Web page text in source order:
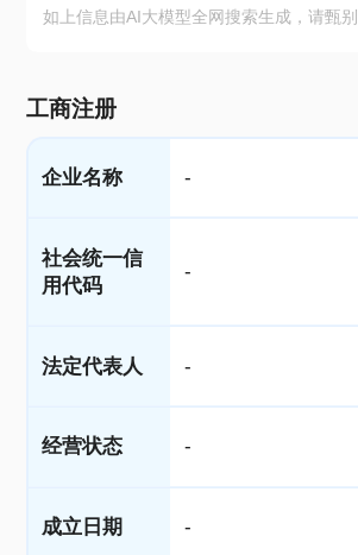
如上信息由AI大模型全网搜索生成，请甄
工商注册
企业名称 -
社会统一信
用代码
-
法定代表人 -
经营状态 -
成立日期 -